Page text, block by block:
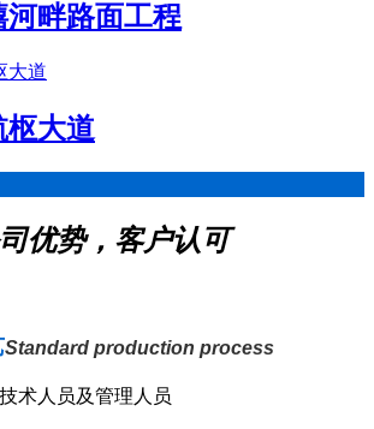
河畔路面工程
枢大道
优势，客户认可
Standard production process
术人员及管理人员